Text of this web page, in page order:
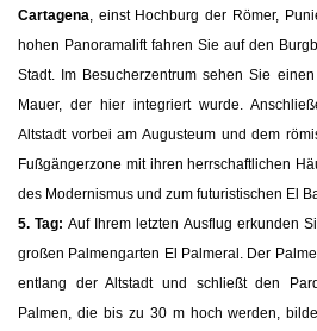
Cartagena , einst Hochburg der Römer,
hohen Panoramalift fahren Sie auf den
Stadt. Im Besucherzentrum sehen Sie
Mauer, der hier integriert wurde.
Altstadt vorbei am Augusteum und dem
Fußgängerzone mit ihren herrschaftlichen
des Modernismus und zum futuristischen El
5. Tag: Auf Ihrem letzten Ausflug erkunden
großen Palmengarten El Palmeral. Der
entlang der Altstadt und schließt den
Palmen, die bis zu 30 m hoch werden,